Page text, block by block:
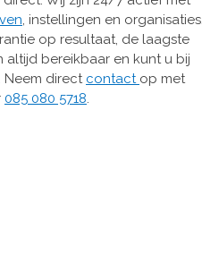
, instellingen en organisaties.
op resultaat, de laagste
altijd bereikbaar en kunt u bij
Neem direct contact op met
085 080 5718